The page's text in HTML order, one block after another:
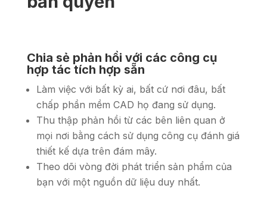
Chia sẻ phản hồi với các công cụ
hợp tác tích hợp sẵn
Làm việc với bất kỳ ai, bất cứ nơi đâu, bất
chấp phần mềm CAD họ đang sử dụng.
Thu thập phản hồi từ các bên liên quan ở
mọi nơi bằng cách sử dụng công cụ đánh giá
thiết kế dựa trên đám mây.
Theo dõi vòng đời phát triển sản phẩm của
bạn với một nguồn dữ liệu duy nhất.